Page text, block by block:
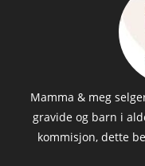
Mamma & meg
gravide og barn i
kommisjon, dette